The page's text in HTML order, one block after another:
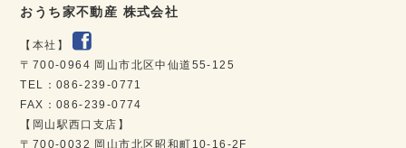
おうち家不動産 株式会社
【本社】
〒700-0964 岡山市北区中仙道55-125
TEL：086-239-0771
FAX：086-239-0774
【岡山駅西口支店】
〒700-0032 岡山市北区昭和町10-16-2F